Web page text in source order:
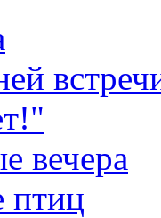
вечера
птиц